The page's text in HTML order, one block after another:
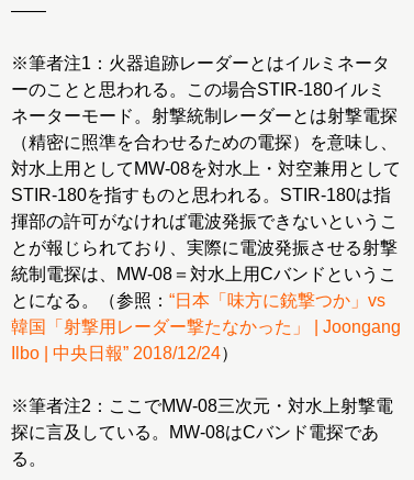
――
※筆者注1：火器追跡レーダーとはイルミネータ
ーのことと思われる。この場合STIR-180イルミ
ネーターモード。射撃統制レーダーとは射撃電探
（精密に照準を合わせるための電探）を意味し、
対水上用としてMW-08を対水上・対空兼用として
STIR-180を指すものと思われる。STIR-180は指
揮部の許可がなければ電波発振できないというこ
とが報じられており、実際に電波発振させる射撃
統制電探は、MW-08＝対水上用Cバンドというこ
とになる。（参照： “日本「味方に銃撃つか」vs
韓国「射撃用レーダー撃たなかった」 | Joongang
Ilbo | 中央日報” 2018/12/24）
※筆者注2：ここでMW-08三次元・対水上射撃電
探に言及している。MW-08はCバンド電探であ
る。